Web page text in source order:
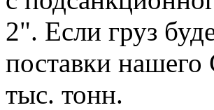
2". Если груз
поставки
тыс. тонн.